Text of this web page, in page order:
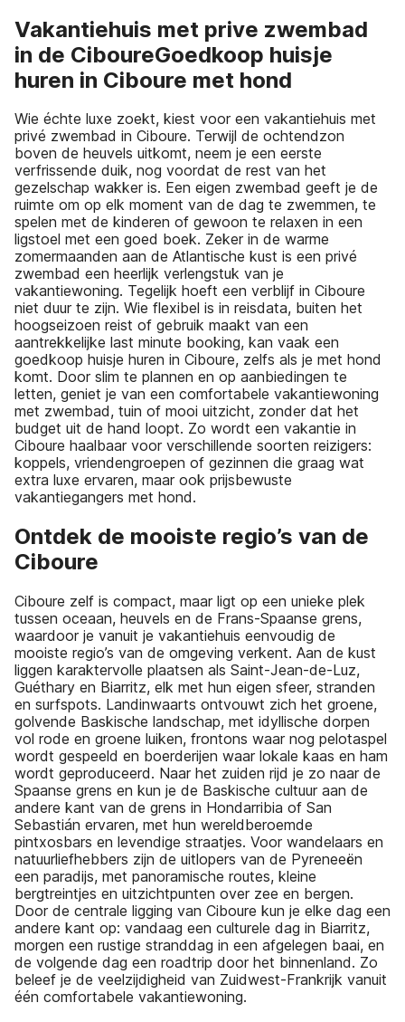
Vakantiehuis met prive zwembad
in de CiboureGoedkoop huisje
huren in Ciboure met hond
Wie échte luxe zoekt, kiest voor een vakantiehuis met
privé zwembad in Ciboure. Terwijl de ochtendzon
boven de heuvels uitkomt, neem je een eerste
verfrissende duik, nog voordat de rest van het
gezelschap wakker is. Een eigen zwembad geeft je de
ruimte om op elk moment van de dag te zwemmen, te
spelen met de kinderen of gewoon te relaxen in een
ligstoel met een goed boek. Zeker in de warme
zomermaanden aan de Atlantische kust is een privé
zwembad een heerlijk verlengstuk van je
vakantiewoning. Tegelijk hoeft een verblijf in Ciboure
niet duur te zijn. Wie flexibel is in reisdata, buiten het
hoogseizoen reist of gebruik maakt van een
aantrekkelijke last minute booking, kan vaak een
goedkoop huisje huren in Ciboure, zelfs als je met hond
komt. Door slim te plannen en op aanbiedingen te
letten, geniet je van een comfortabele vakantiewoning
met zwembad, tuin of mooi uitzicht, zonder dat het
budget uit de hand loopt. Zo wordt een vakantie in
Ciboure haalbaar voor verschillende soorten reizigers:
koppels, vriendengroepen of gezinnen die graag wat
extra luxe ervaren, maar ook prijsbewuste
vakantiegangers met hond.
Ontdek de mooiste regio’s van de
Ciboure
Ciboure zelf is compact, maar ligt op een unieke plek
tussen oceaan, heuvels en de Frans-Spaanse grens,
waardoor je vanuit je vakantiehuis eenvoudig de
mooiste regio’s van de omgeving verkent. Aan de kust
liggen karaktervolle plaatsen als Saint-Jean-de-Luz,
Guéthary en Biarritz, elk met hun eigen sfeer, stranden
en surfspots. Landinwaarts ontvouwt zich het groene,
golvende Baskische landschap, met idyllische dorpen
vol rode en groene luiken, frontons waar nog pelotaspel
wordt gespeeld en boerderijen waar lokale kaas en ham
wordt geproduceerd. Naar het zuiden rijd je zo naar de
Spaanse grens en kun je de Baskische cultuur aan de
andere kant van de grens in Hondarribia of San
Sebastián ervaren, met hun wereldberoemde
pintxosbars en levendige straatjes. Voor wandelaars en
natuurliefhebbers zijn de uitlopers van de Pyreneeën
een paradijs, met panoramische routes, kleine
bergtreintjes en uitzichtpunten over zee en bergen.
Door de centrale ligging van Ciboure kun je elke dag een
andere kant op: vandaag een culturele dag in Biarritz,
morgen een rustige stranddag in een afgelegen baai, en
de volgende dag een roadtrip door het binnenland. Zo
beleef je de veelzijdigheid van Zuidwest-Frankrijk vanuit
één comfortabele vakantiewoning.